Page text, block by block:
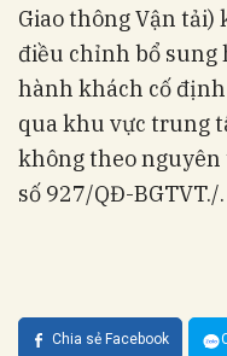
Giao thông Vận
điều chỉnh bổ
hành khách cố
qua khu vực trung
không theo nguyên
số 927/QĐ-BGTVT./.
Chia sẻ Facebook